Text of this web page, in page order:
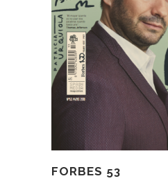
FORBES 53